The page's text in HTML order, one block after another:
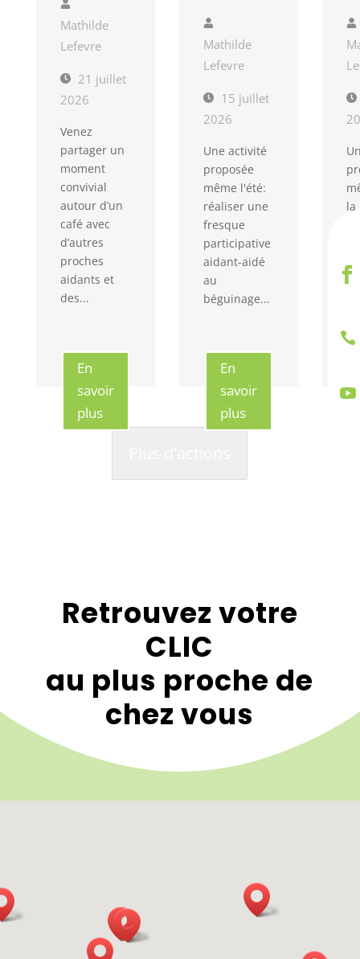


Mathilde
Lefevre
21 juillet
2026
Venez
partager un
moment
convivial
autour d’un
café avec
d’autres
proches
aidants et
des...
En
savoir
plus
Mathilde
Lefevre
15 juillet
2026
Une activité
proposée
même l'été:
réaliser une
fresque
participative
aidant-aidé
au
béguinage...
En
savoir
plus
la
à
Retrouvez votre
CLIC
au plus proche de
chez vous